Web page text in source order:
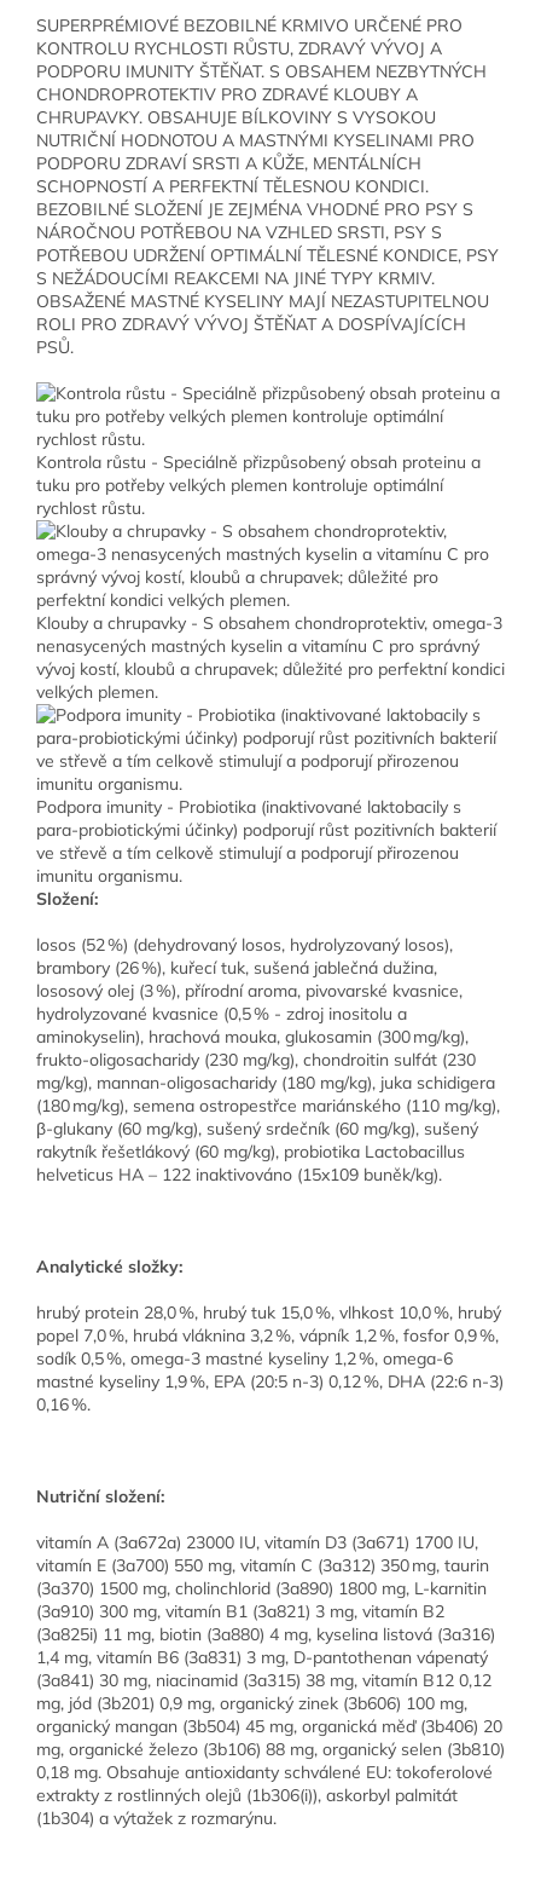
SUPERPRÉMIOVÉ BEZOBILNÉ KRMIVO URČENÉ PRO
KONTROLU RYCHLOSTI RŮSTU, ZDRAVÝ VÝVOJ A
PODPORU IMUNITY ŠTĚŇAT. S OBSAHEM NEZBYTNÝCH
CHONDROPROTEKTIV PRO ZDRAVÉ KLOUBY A
CHRUPAVKY. OBSAHUJE BÍLKOVINY S VYSOKOU
NUTRIČNÍ HODNOTOU A MASTNÝMI KYSELINAMI PRO
PODPORU ZDRAVÍ SRSTI A KŮŽE, MENTÁLNÍCH
SCHOPNOSTÍ A PERFEKTNÍ TĚLESNOU KONDICI.
BEZOBILNÉ SLOŽENÍ JE ZEJMÉNA VHODNÉ PRO PSY S
NÁROČNOU POTŘEBOU NA VZHLED SRSTI, PSY S
POTŘEBOU UDRŽENÍ OPTIMÁLNÍ TĚLESNÉ KONDICE, PSY
S NEŽÁDOUCÍMI REAKCEMI NA JINÉ TYPY KRMIV.
OBSAŽENÉ MASTNÉ KYSELINY MAJÍ NEZASTUPITELNOU
ROLI PRO ZDRAVÝ VÝVOJ ŠTĚŇAT A DOSPÍVAJÍCÍCH
PSŮ.
Kontrola růstu - Speciálně přizpůsobený obsah proteinu a
tuku pro potřeby velkých plemen kontroluje optimální
rychlost růstu.
Klouby a chrupavky - S obsahem chondroprotektiv, omega-3
nenasycených mastných kyselin a vitamínu C pro správný
vývoj kostí, kloubů a chrupavek; důležité pro perfektní kondici
velkých plemen.
Podpora imunity - Probiotika (inaktivované laktobacily s
para-probiotickými účinky) podporují růst pozitivních bakterií
ve střevě a tím celkově stimulují a podporují přirozenou
imunitu organismu.
Složení:
losos (52 %) (dehydrovaný losos, hydrolyzovaný losos),
brambory (26 %), kuřecí tuk, sušená jablečná dužina,
lososový olej (3 %), přírodní aroma, pivovarské kvasnice,
hydrolyzované kvasnice (0,5 % - zdroj inositolu a
aminokyselin), hrachová mouka, glukosamin (300 mg/kg),
frukto-oligosacharidy (230 mg/kg), chondroitin sulfát (230
mg/kg), mannan-oligosacharidy (180 mg/kg), juka schidigera
(180 mg/kg), semena ostropestřce mariánského (110 mg/kg),
β-glukany (60 mg/kg), sušený srdečník (60 mg/kg), sušený
rakytník řešetlákový (60 mg/kg), probiotika Lactobacillus
helveticus HA – 122 inaktivováno (15x109 buněk/kg).
Analytické složky:
hrubý protein 28,0 %, hrubý tuk 15,0 %, vlhkost 10,0 %, hrubý
popel 7,0 %, hrubá vláknina 3,2 %, vápník 1,2 %, fosfor 0,9 %,
sodík 0,5 %, omega-3 mastné kyseliny 1,2 %, omega-6
mastné kyseliny 1,9 %, EPA (20:5 n-3) 0,12 %, DHA (22:6 n-3)
0,16 %.
Nutriční složení:
vitamín A (3a672a) 23000 IU, vitamín D3 (3a671) 1700 IU,
vitamín E (3a700) 550 mg, vitamín C (3a312) 350 mg, taurin
(3a370) 1500 mg, cholinchlorid (3a890) 1800 mg, L-karnitin
(3a910) 300 mg, vitamín B1 (3a821) 3 mg, vitamín B2
(3a825i) 11 mg, biotin (3a880) 4 mg, kyselina listová (3a316)
1,4 mg, vitamín B6 (3a831) 3 mg, D-pantothenan vápenatý
(3a841) 30 mg, niacinamid (3a315) 38 mg, vitamín B12 0,12
mg, jód (3b201) 0,9 mg, organický zinek (3b606) 100 mg,
organický mangan (3b504) 45 mg, organická měď (3b406) 20
mg, organické železo (3b106) 88 mg, organický selen (3b810)
0,18 mg. Obsahuje antioxidanty schválené EU: tokoferolové
extrakty z rostlinných olejů (1b306(i)), askorbyl palmitát
(1b304) a výtažek z rozmarýnu.